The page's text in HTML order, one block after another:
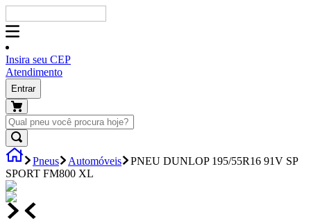
Insira seu CEP
Atendimento
Entrar
Pneus Automóveis
PNEU DUNLOP 195/55R16 91V SP
SPORT FM800 XL